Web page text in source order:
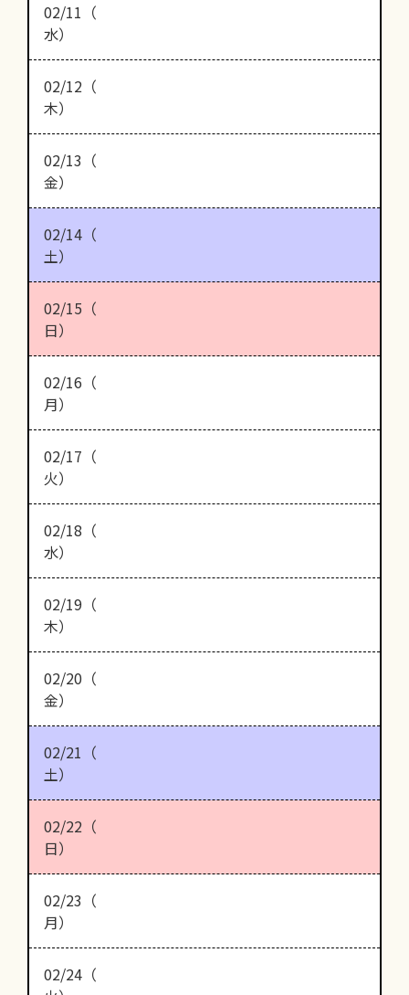
02/11（
水）
02/12（
木）
02/13（
金）
02/14（
土）
02/15（
日）
02/16（
月）
02/17（
火）
02/18（
水）
02/19（
木）
02/20（
金）
02/21（
土）
02/22（
日）
02/23（
月）
02/24（